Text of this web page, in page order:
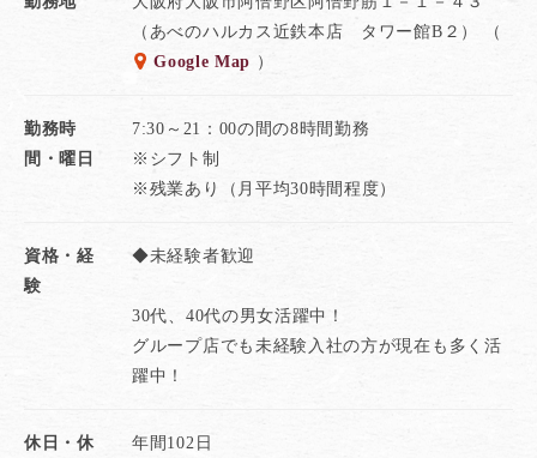
仕事の流れややり方を丁寧に教えてくれるので
安心して働ける環境です。
★「鶏太郎」が消費者に支持されつづける魅力は
大和肉鶏をはじめ、地鶏と国産鶏のみを使用した
オリジナル商品にあります。
また「働く人」を大切にする企業風土のもとで
正社員・パート・アルバイトの垣根なく
イキイキと活躍できるのも当社ならではの特色。
お客様との信頼関係が生まれています。
（あべのハルカス近鉄本店 タワー館B２） （
Google Map ）
勤務時
間・曜日
7:30～21：00の間の8時間勤務
※シフト制
※残業あり（月平均30時間程度）
資格・経
験
◆未経験者歓迎
30代、40代の男女活躍中！
グループ店でも未経験入社の方が現在も多く活
躍中！
休日・休
年間102日